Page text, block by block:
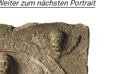
zum nächsten Portrait